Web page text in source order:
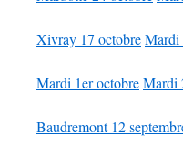
Xivray 17 octobreMardi
Mardi 1er octobreMardi
Baudremont 12